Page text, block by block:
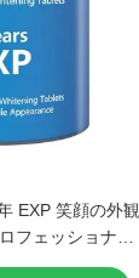
EXP 笑顔の外観
フェッショナル
剤